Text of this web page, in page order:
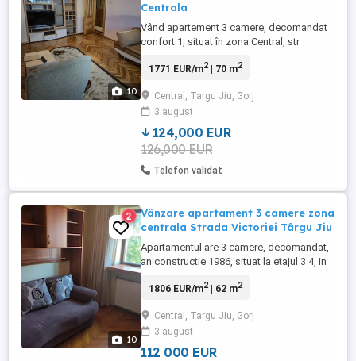
10
Centrala
Vând apartement 3 camere, decomandat
confort 1, situat în zona Central, str
camere decomandat (2 dormitoare si un
Fereastra la baie Balcon - 2 Debara Acces
în toate camerele din hol Etajul 2 4
Suprafață totală 70,25 ...
1771 EUR/m2| 70 m2
Central, Targu Jiu, Gorj
3 august
124,000 EUR
126,000 EUR
Telefon validat
10
2
Vânzare apartament 3 camere zona
centrala Strada Victoriei Târgu Jiu
Apartamentul are 3 camere, decomandat,
an constructie 1986, situat la etajul 3 4, in
Ambasador" strada Victoriei.
bucătărie baie 2 balcoane inchise(unul cu
termopan,iar celalalt structura lemn si
tigla) Dotări și ...
1806 EUR/m2| 62 m2
Central, Targu Jiu, Gorj
3 august
112 000 EUR